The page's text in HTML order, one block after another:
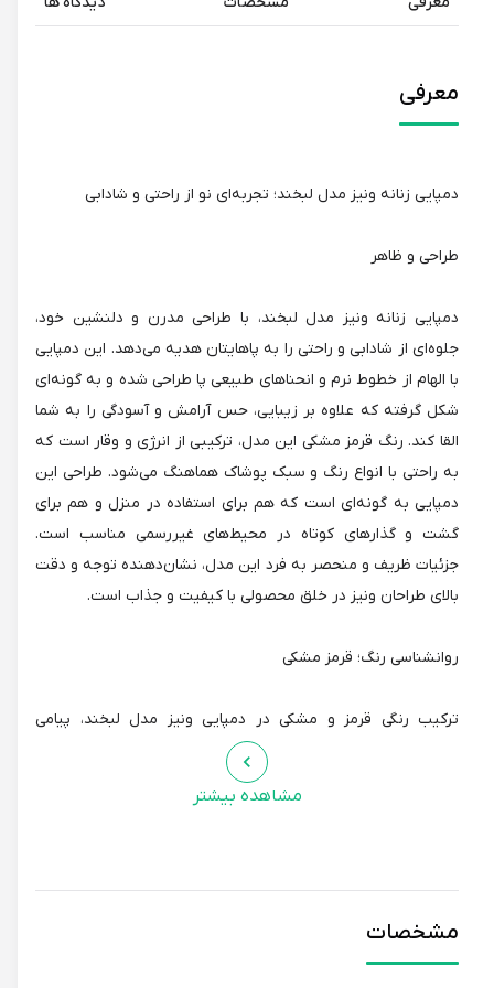
معرفی
دمپایی زنانه ونیز مدل لبخند؛ تجربه‌ای نو از راحتی و شادابی
طراحی و ظاهر
دمپایی زنانه ونیز مدل لبخند، با طراحی مدرن و دلنشین خود،
جلوه‌ای از شادابی و راحتی را به پاهایتان هدیه می‌دهد. این دمپایی
با الهام از خطوط نرم و انحناهای طبیعی پا طراحی شده و به گونه‌ای
شکل گرفته که علاوه بر زیبایی، حس آرامش و آسودگی را به شما
القا کند. رنگ قرمز مشکی این مدل، ترکیبی از انرژی و وقار است که
به راحتی با انواع رنگ و سبک پوشاک هماهنگ می‌شود. طراحی این
دمپایی به گونه‌ای است که هم برای استفاده در منزل و هم برای
گشت و گذارهای کوتاه در محیط‌های غیررسمی مناسب است.
جزئیات ظریف و منحصر به فرد این مدل، نشان‌دهنده توجه و دقت
بالای طراحان ونیز در خلق محصولی با کیفیت و جذاب است.
روانشناسی رنگ؛ قرمز مشکی
ترکیب رنگی قرمز و مشکی در دمپایی ونیز مدل لبخند، پیامی
چندوجهی را به مخاطب منتقل می‌کند. رنگ قرمز، نماد انرژی و
شادابی است. رنگ مشکی نیز نماد وقار و قدرت است. این ترکیب
رنگی، حس اعتماد به نفس و جذابیت را در شما ایجاد می‌کند.
دمپایی زنانه ونیز مدل لبخند، یک انتخاب عالی برای استفاده در
موقعیت‌های مختلف است. می‌توانید از این دمپایی در منزل، برای
مشاهده بیشتر
مشخصات